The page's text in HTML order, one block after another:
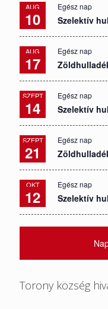
AUG
10
Egész nap
Szelektív
AUG
17
Egész nap
SZEPT
14
Egész nap
Szelektív
SZEPT
21
Egész nap
OKT
12
Egész nap
Szelektív
Torony község